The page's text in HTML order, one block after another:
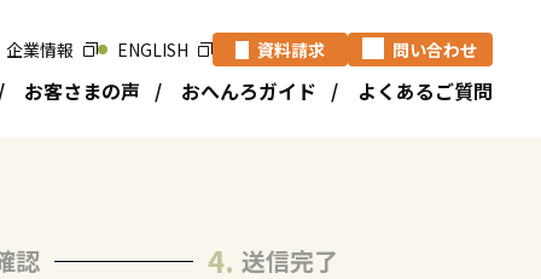
企業情報 ENGLISH 資料請求 問い合わせ
お客さまの声 おへんろガイド よくあるご質問
認 送信完了